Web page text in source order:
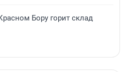
Бору горит склад